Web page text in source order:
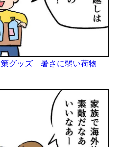
グッズ 暑さに弱い荷物